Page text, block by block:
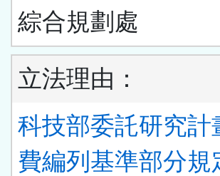
綜合規劃處
立法理由：
科技部委託研究
費編列基準部分規